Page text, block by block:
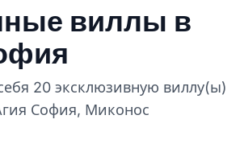
виллы в
20 эксклюзивную виллу(ы)
София, Миконос